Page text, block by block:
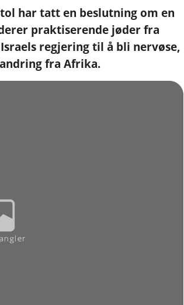
har tatt en beslutning om en
praktiserende jøder fra
regjering til å bli nervøse,
fra Afrika.